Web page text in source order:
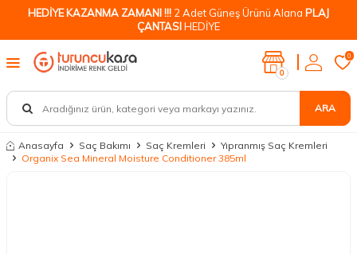
HEDİYE KAZANMA ZAMANI !!! 2 Adet Güneş Ürünü Alana PLAJ
ÇANTASIHEDİYE
ARA
0
0
Anasayfa Saç Bakımı Saç Kremleri
Yıpranmış Saç Kremleri
Organix Sea Mineral Moisture Conditioner 385ml